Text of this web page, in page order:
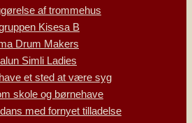
af trommehus
Kisesa B
Drum Makers
Simli Ladies
et sted at være syg
skole og børnehave
med fornyet tilladelse